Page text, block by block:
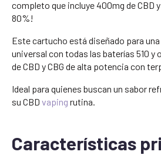
completo que incluye 400mg de CBD
80%!
Este cartucho está diseñado para
universal con todas las baterías 510 y
de CBD y CBG de alta potencia con
Ideal para quienes buscan un sabor
su CBD vaping rutina.
Características